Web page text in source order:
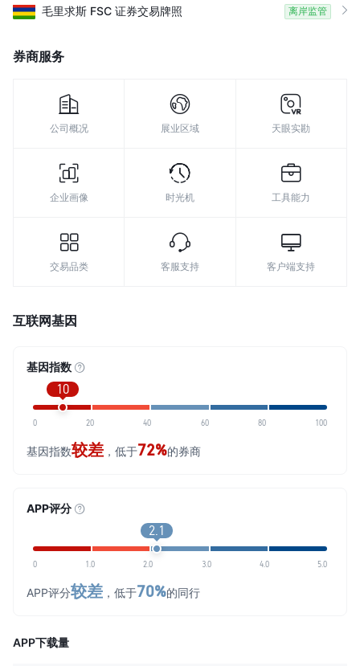
毛里求斯 FSC 证券交易牌照 离岸监管
券商服务
公司概况 展业区域 天眼实勘
企业画像 时光机 工具能力
交易品类 客服支持 客户端支持
互联网基因
基因指数
10
0 20 40 60 80 100
基因指数较差 ，低于72%的券商
APP评分
2.1
0 1.0 2.0 3.0 4.0 5.0
APP评分较差 ，低于70%的同行
APP下载量